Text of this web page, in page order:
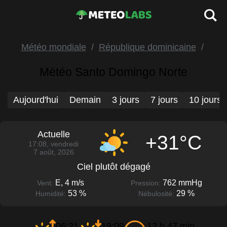
Météo mondiale République dominicaine
Météo Santo Domingo Norte
Aujourd'hui Demain 3 jours 7 jours 10 jours
Actuelle
17:08, vendredi
7 août, 2026
+31°C
Ciel plutôt dégagé
Vent: E, 4 m/s Pression: 762 mmHg
Humidité: 53 % Nébulosité: 29 %